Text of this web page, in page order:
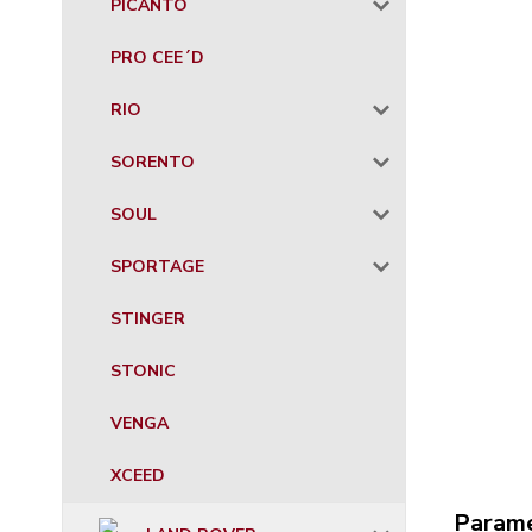
PICANTO
PRO CEE´D
RIO
SORENTO
SOUL
SPORTAGE
STINGER
STONIC
VENGA
XCEED